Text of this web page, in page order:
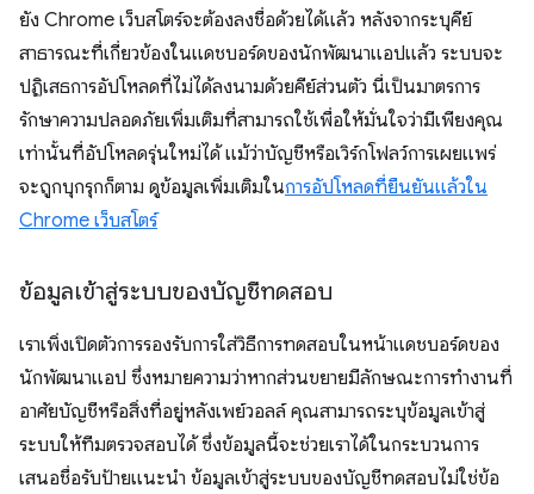
ยัง Chrome เว็บสโตร์จะต้องลงชื่อด้วยได้แล้ว หลังจากระบุคีย์
สาธารณะที่เกี่ยวข้องในแดชบอร์ดของนักพัฒนาแอปแล้ว ระบบจะ
ปฏิเสธการอัปโหลดที่ไม่ได้ลงนามด้วยคีย์ส่วนตัว นี่เป็นมาตรการ
รักษาความปลอดภัยเพิ่มเติมที่สามารถใช้เพื่อให้มั่นใจว่ามีเพียงคุณ
เท่านั้นที่อัปโหลดรุ่นใหม่ได้ แม้ว่าบัญชีหรือเวิร์กโฟลว์การเผยแพร่
จะถูกบุกรุกก็ตาม ดูข้อมูลเพิ่มเติมในการอัปโหลดที่ยืนยันแล้วใน
Chrome เว็บสโตร์
ข้อมูลเข้าสู่ระบบของบัญชีทดสอบ
เราเพิ่งเปิดตัวการรองรับการใส่วิธีการทดสอบในหน้าแดชบอร์ดของ
นักพัฒนาแอป ซึ่งหมายความว่าหากส่วนขยายมีลักษณะการทำงานที่
อาศัยบัญชีหรือสิ่งที่อยู่หลังเพย์วอลล์ คุณสามารถระบุข้อมูลเข้าสู่
ระบบให้ทีมตรวจสอบได้ ซึ่งข้อมูลนี้จะช่วยเราได้ในกระบวนการ
เสนอชื่อรับป้ายแนะนำ ข้อมูลเข้าสู่ระบบของบัญชีทดสอบไม่ใช่ข้อ